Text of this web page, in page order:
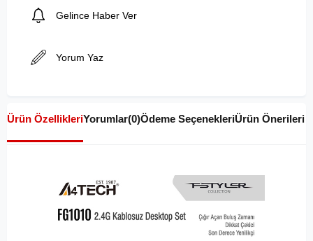
Gelince Haber Ver
Yorum Yaz
Ürün ÖzellikleriYorumlar(0)Ödeme SeçenekleriÜrün Önerileri